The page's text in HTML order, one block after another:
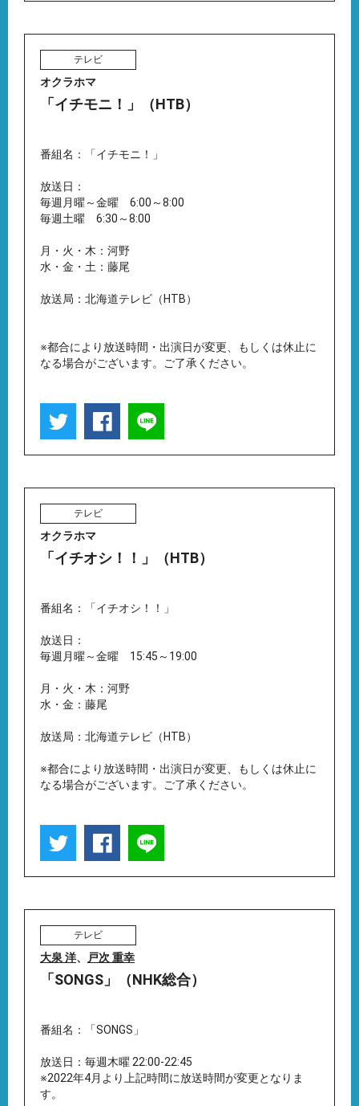
テレビ
オクラホマ
「イチモニ！」（HTB）
番組名：「イチモニ！」
放送日：
毎週月曜～金曜 6:00～8:00
毎週土曜 6:30～8:00
月・火・木：河野
水・金・土：藤尾
放送局：北海道テレビ（HTB）
※都合により放送時間・出演日が変更、もしくは休止に
なる場合がございます。ご了承ください。
テレビ
オクラホマ
「イチオシ！！」（HTB）
番組名：「イチオシ！！」
放送日：
毎週月曜～金曜 15:45～19:00
月・火・木：河野
水・金：藤尾
放送局：北海道テレビ（HTB）
※都合により放送時間・出演日が変更、もしくは休止に
なる場合がございます。ご了承ください。
テレビ
大泉 洋、 戸次 重幸
「SONGS」（NHK総合）
番組名：「SONGS」
放送日：毎週木曜 22:00-22:45
※2022年4月より上記時間に放送時間が変更となりま
す。